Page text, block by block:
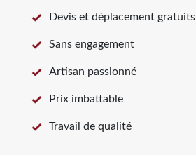
Devis et déplacement gratuits
Sans engagement
Artisan passionné
Prix imbattable
Travail de qualité